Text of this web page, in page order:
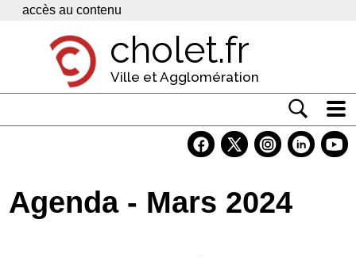
Panneau de gestion des cookies
accès au contenu
cholet.fr
Ville et Agglomération
Economie
Agenda - Mars 2024